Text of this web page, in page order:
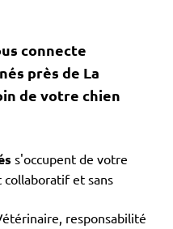
connecte
près de La
de votre chien
s'occupent de votre
et sans
responsabilité